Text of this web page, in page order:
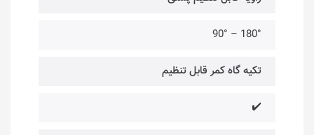
180° – 90°
تکیه گاه کمر قابل تنظیم
✔️